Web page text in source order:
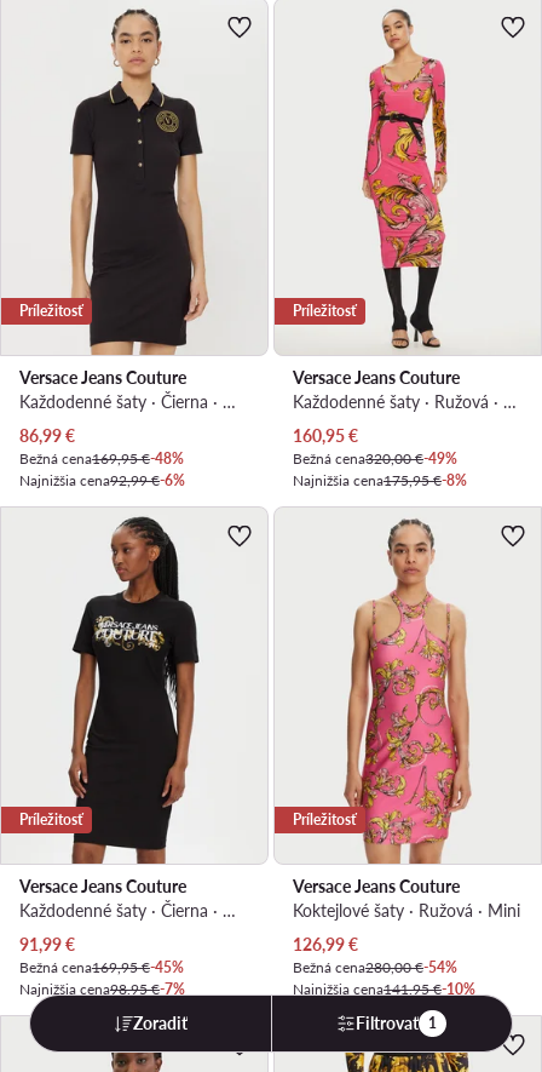
Príležitosť
Versace Jeans Couture
Každodenné šaty · Čierna · Mini
Aktuálna cena
86,99€
Bežná cena169,95 €-48%
Najnižšia cena92,99 €-6%
Príležitosť
Versace Jeans Couture
Každodenné šaty · Ružová · Midi
Aktuálna cena
160,95€
Bežná cena320,00 €-49%
Najnižšia cena175,95 €-8%
Príležitosť
Versace Jeans Couture
Každodenné šaty · Čierna · Mini
Aktuálna cena
91,99€
Bežná cena169,95 €-45%
Najnižšia cena98,95 €-7%
Príležitosť
Versace Jeans Couture
Koktejlové šaty · Ružová · Mini
Aktuálna cena
126,99€
Bežná cena280,00 €-54%
Najnižšia cena141,95 €-10%
Zoradiť Filtrovať 1